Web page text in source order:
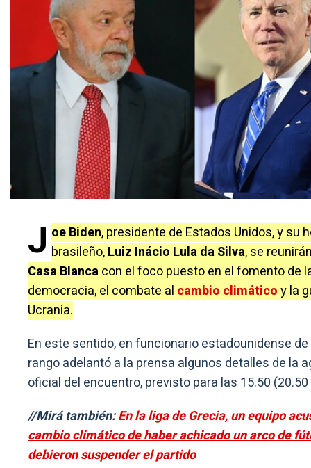
J oe Biden, presidente de Estados Unidos, y su
brasileño,Luiz Inácio Lula da Silva, se
Casa Blancacon el foco puesto en el fomento de
democracia, el combate alcambio climáticoy la
Ucrania.
En este sentido, en funcionario estadounidense
rango adelantó a la prensa algunos detalles de la
oficial del encuentro, previsto para las 15.50 (20.50
//Mirá también:En la liga de Grecia, un equipo
cambio climático de haber achicado un arco de
debieron suspender el partido